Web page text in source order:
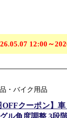
12:00～
・バイク用品
OFFクーポン】
ル角度調整 3段